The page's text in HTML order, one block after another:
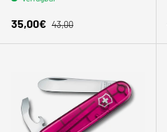
Verkaufspreis
35,00€ Normaler Preis
43,00